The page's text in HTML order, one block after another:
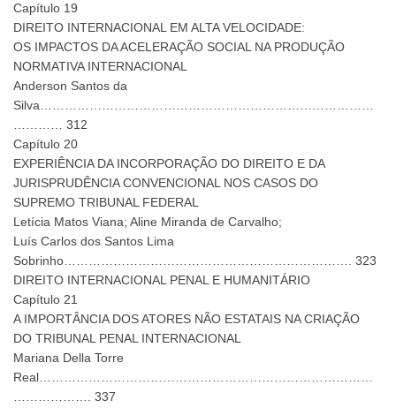
Capítulo 19
DIREITO INTERNACIONAL EM ALTA VELOCIDADE:
OS IMPACTOS DA ACELERAÇÃO SOCIAL NA PRODUÇÃO
NORMATIVA INTERNACIONAL
Anderson Santos da
Silva………………………………………………………………………
………… 312
Capítulo 20
EXPERIÊNCIA DA INCORPORAÇÃO DO DIREITO E DA
JURISPRUDÊNCIA CONVENCIONAL NOS CASOS DO
SUPREMO TRIBUNAL FEDERAL
Letícia Matos Viana; Aline Miranda de Carvalho;
Luís Carlos dos Santos Lima
Sobrinho……………………………………………………………. 323
DIREITO INTERNACIONAL PENAL E HUMANITÁRIO
Capítulo 21
A IMPORTÂNCIA DOS ATORES NÃO ESTATAIS NA CRIAÇÃO
DO TRIBUNAL PENAL INTERNACIONAL
Mariana Della Torre
Real………………………………………………………………………
………………. 337